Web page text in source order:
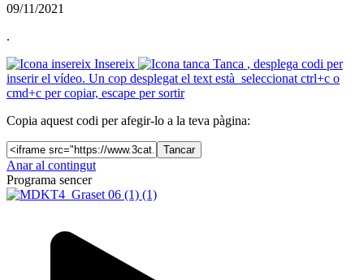
09/11/2021
.
Insereix
Tanca , desplega codi per
inserir el vídeo. Un cop desplegat el text està seleccionat ctrl+c o
cmd+c per copiar, escape per sortir
Copia aquest codi per afegir-lo a la teva pàgina:
Tancar
Anar al contingut
Programa sencer